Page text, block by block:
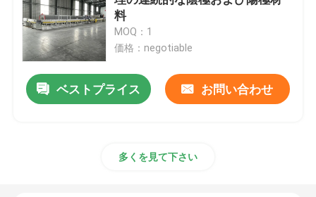
網ベルトの炉
箱のタイプ炉
料
MOQ：1
価格：negotiable
ベストプライス お問い合わせ
多くを見て下さい